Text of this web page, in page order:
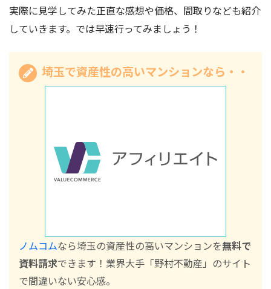
実際に見学してみた正直な感想や価格、間取りなども紹介
していきます。では早速行ってみましょう！
埼玉で資産性の高いマンションなら・・
ノムコムなら埼玉の資産性の高いマンションを無料で
資料請求できます！業界大手「野村不動産」のサイト
で間違いない安心感。